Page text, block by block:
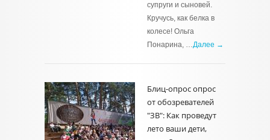
супруги и сыновей.
Кручусь, как белка в
колесе! Ольга
Понарина, …Далее →
Блиц-опрос опрос
от обозревателей
"ЗВ": Как проведут
лето ваши дети,